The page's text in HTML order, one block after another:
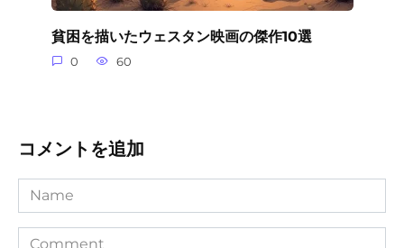
貧困を描いたウェスタン映画の傑作10選
0 60
コメントを追加
Name
Comment